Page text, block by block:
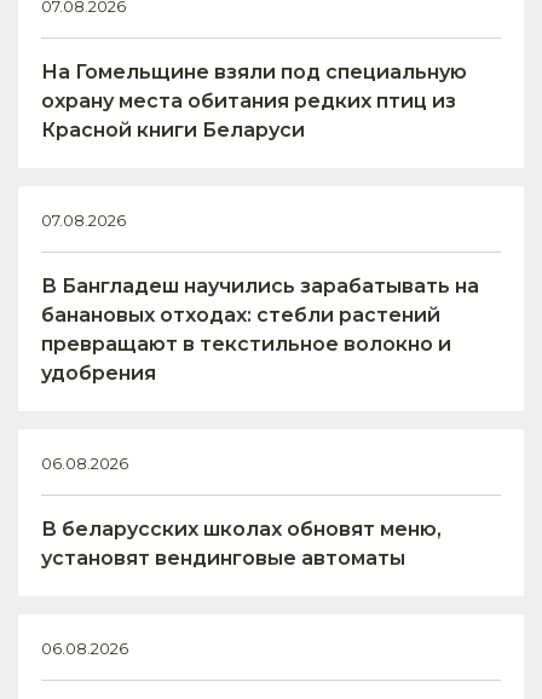
07.08.2026
На Гомельщине взяли под специальную
охрану места обитания редких птиц из
Красной книги Беларуси
07.08.2026
В Бангладеш научились зарабатывать на
банановых отходах: стебли растений
превращают в текстильное волокно и
удобрения
06.08.2026
В беларусских школах обновят меню,
установят вендинговые автоматы
06.08.2026